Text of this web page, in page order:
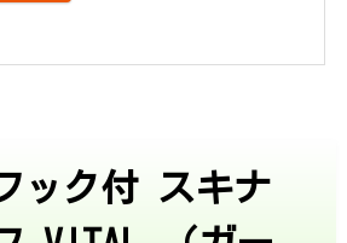
ック付 スキナ